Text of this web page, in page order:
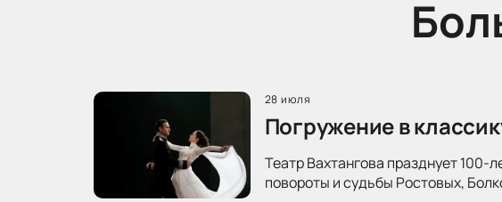
28 июля
Погружение в
Театр Вахтангова празднует 100-
повороты и судьбы Ростовых,